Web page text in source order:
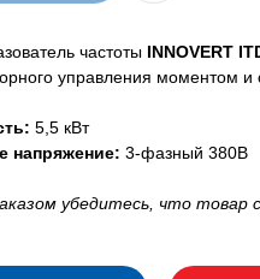
частоты INNOVERT
управления моментом и
5,5 кВт
напряжение: 3-фазный 380В
убедитесь, что